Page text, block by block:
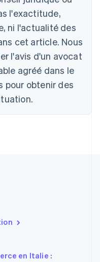
l'exactitude,
ni l'actualité des
cet article. Nous
l'avis d'un avocat
agréé dans le
pour obtenir des
en Italie :